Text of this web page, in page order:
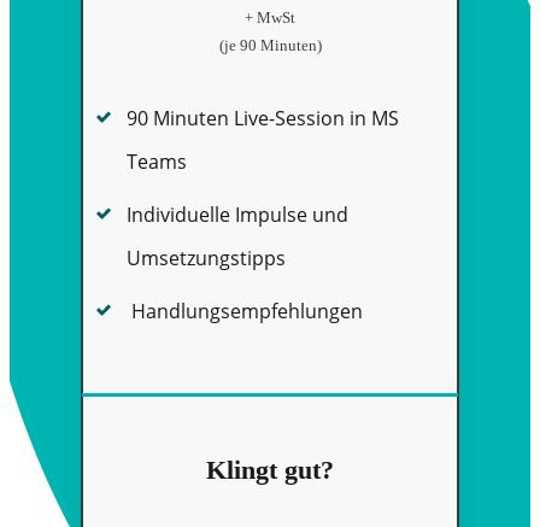
+ MwSt
(je 90 Minuten)
90 Minuten Live-Session in MS
Teams
Individuelle Impulse und
Umsetzungstipps
Handlungsempfehlungen
Klingt gut?